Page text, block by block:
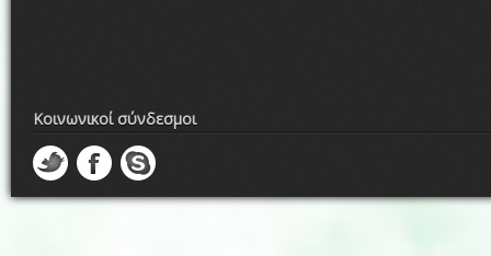
Κοινωνικοί σύνδεσμοι